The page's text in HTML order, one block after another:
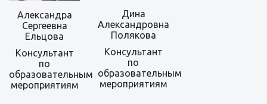
Александра
Сергеевна
Ельцова
Консультант
по
образовательным
мероприятиям
Дина
Александровна
Полякова
Консультант
по
образовательным
мероприятиям